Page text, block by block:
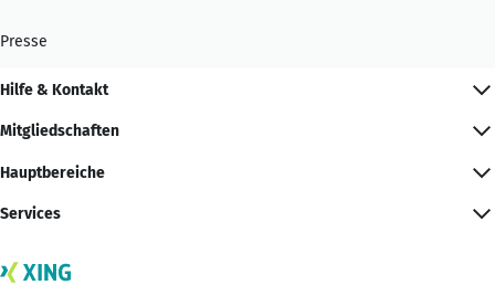
Presse
Hilfe & Kontakt
Mitgliedschaften
Hauptbereiche
Services